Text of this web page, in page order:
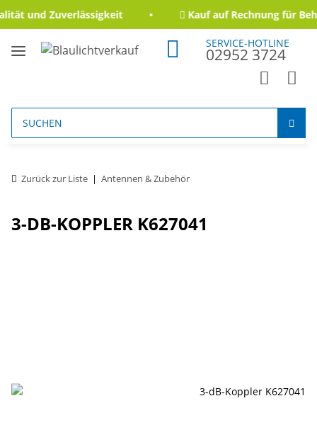
und Zuverlässigkeit Kauf auf Rechnung für
SERVICE-HOTLINE
02952 3724
Zurück zur Liste Antennen & Zubehör
3-DB-KOPPLER K627041